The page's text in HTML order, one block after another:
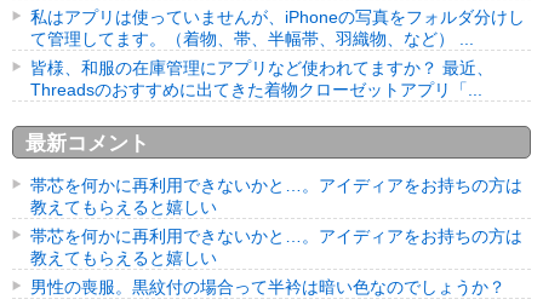
私はアプリは使っていませんが、iPhoneの写真をフォルダ分けし
て管理してます。（着物、帯、半幅帯、羽織物、など） ...
皆様、和服の在庫管理にアプリなど使われてますか？ 最近、
Threadsのおすすめに出てきた着物クローゼットアプリ「...
最新コメント
帯芯を何かに再利用できないかと…。アイディアをお持ちの方は
教えてもらえると嬉しい
帯芯を何かに再利用できないかと…。アイディアをお持ちの方は
教えてもらえると嬉しい
男性の喪服。黒紋付の場合って半衿は暗い色なのでしょうか？